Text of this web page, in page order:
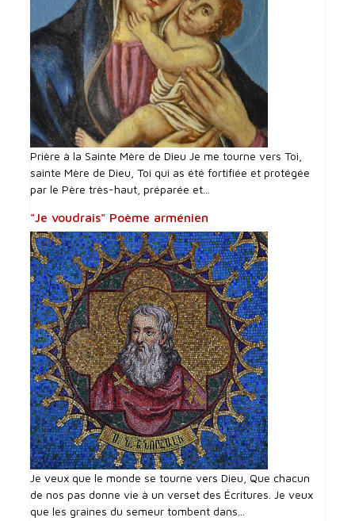
Prière à la Sainte Mère de Dieu Je me tourne vers Toi,
sainte Mère de Dieu, Toi qui as été fortifiée et protégée
par le Père très-haut, préparée et...
"Je voudrais" Poème arménien
Je veux que le monde se tourne vers Dieu, Que chacun
de nos pas donne vie à un verset des Écritures. Je veux
que les graines du semeur tombent dans...